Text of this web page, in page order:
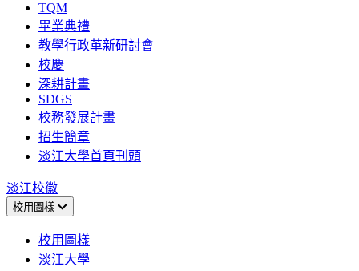
TQM
畢業典禮
教學行政革新研討會
校慶
深耕計畫
SDGS
校務發展計畫
招生簡章
淡江大學首頁刊頭
淡江校徽
校用圖樣
校用圖樣
淡江大學